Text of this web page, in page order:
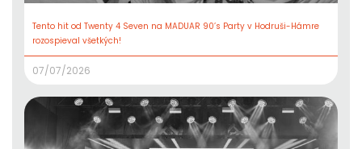
Tento hit od Twenty 4 Seven na MADUAR 90’s Party v Hodruši-Hámre
rozospieval všetkých!
07/07/2026